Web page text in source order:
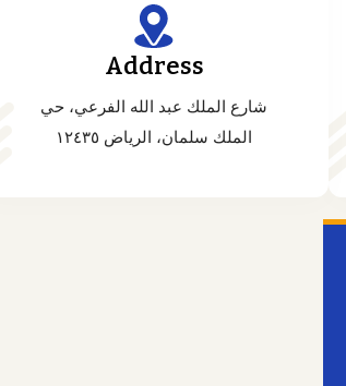
Address
شارع الملك عبد الله الفرعي، حي
الملك سلمان، الرياض ١٢٤٣٥